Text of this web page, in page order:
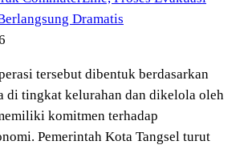
Dramatis
tersebut dibentuk berdasarkan
di tingkat kelurahan dan dikelola oleh
komitmen terhadap
Pemerintah Kota Tangsel turut